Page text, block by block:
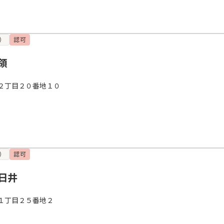
認可
丁目２０番地１０
認可
井
丁目２５番地２